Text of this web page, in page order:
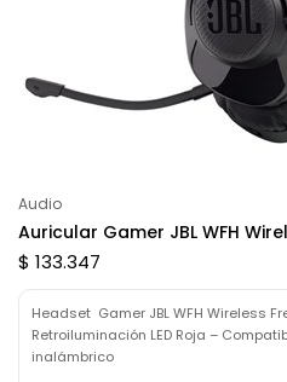
Audio
Auricular Gamer JBL WFH
$ 133.347
Headset Gamer JBL WFH Wireless
Retroiluminación LED Roja –
inalámbrico